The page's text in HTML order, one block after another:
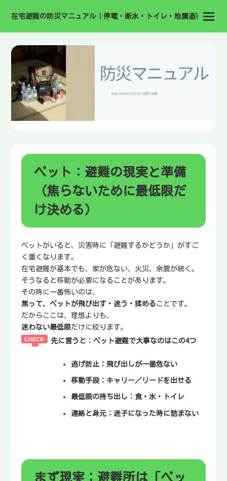
在宅避難の防災マニュアル｜停電・断水・トイレ・地震直後の備え
ペット：避難の現実と準備
（焦らないために最低限だ
け決める）
ペットがいると、災害時に「避難するかどうか」がすご
く重くなります。
在宅避難が基本でも、家が危ない、火災、余震が続く。
そうなると移動が必要になることがあります。
その時に一番怖いのは、
焦って、ペットが飛び出す・迷う・揉める ことです。
だからここは、理想よりも、
迷わない最低限だけに絞ります。
先に言うと：ペット避難で大事なのはこの4つ
逃げ防止 ：飛び出しが一番危ない
移動手段：キャリー／リードを出せる
最低限の持ち出し ：食・水・トイレ
連絡と身元 ：迷子になった時に詰まない
まず現実：避難所は「ペッ